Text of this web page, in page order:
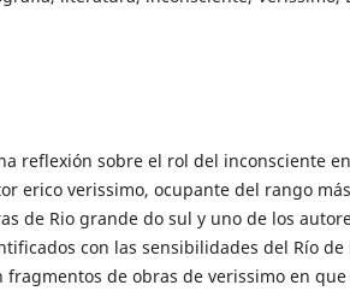
reflexión sobre el rol del inconsciente
erico verissimo, ocupante del rango
de Rio grande do sul y uno de los
con las sensibilidades del Río de
fragmentos de obras de verissimo en que